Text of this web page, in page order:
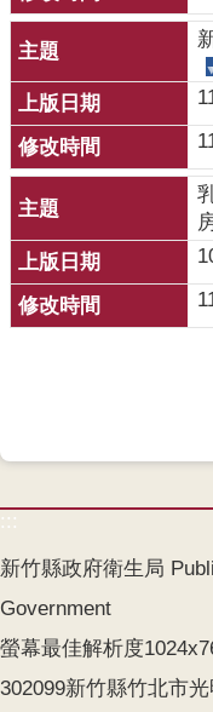
衛
生
所
測
驗
結
核
菌
牙
塗
M
:::
新竹縣政府衛生局
Government
螢幕最佳解析度
302099新竹縣竹北市